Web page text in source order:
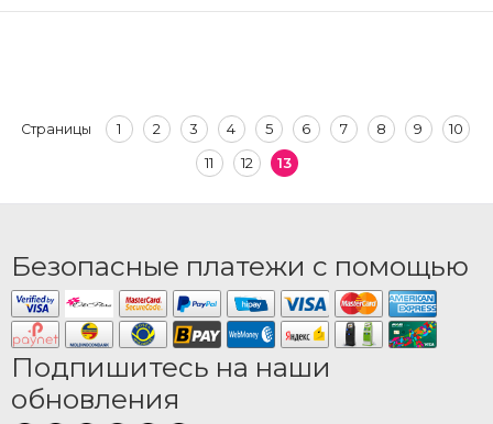
Страницы 1 2 3 4 5 6 7 8 9
10
11
12 13
Безопасные платежи с помощью
Подпишитесь на наши
обновления